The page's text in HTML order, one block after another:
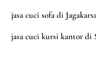
jasa cuci sofa di
jasa cuci kursi kantor di